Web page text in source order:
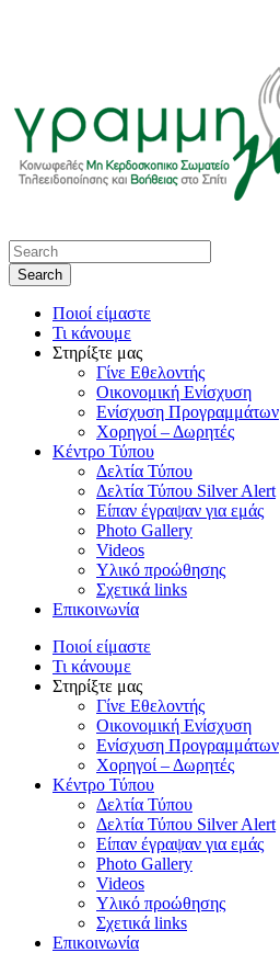
Ποιοί είμαστε
Τι κάνουμε
Στηρίξτε μας
Γίνε Εθελοντής
Οικονομική Ενίσχυση
Ενίσχυση Προγραμμάτων
Χορηγοί – Δωρητές
Κέντρο Τύπου
Δελτία Τύπου
Δελτία Τύπου Silver Alert
Είπαν έγραψαν για εμάς
Photo Gallery
Videos
Υλικό προώθησης
Σχετικά links
Επικοινωνία
Ποιοί είμαστε
Τι κάνουμε
Στηρίξτε μας
Γίνε Εθελοντής
Οικονομική Ενίσχυση
Ενίσχυση Προγραμμάτων
Χορηγοί – Δωρητές
Κέντρο Τύπου
Δελτία Τύπου
Δελτία Τύπου Silver Alert
Είπαν έγραψαν για εμάς
Photo Gallery
Videos
Υλικό προώθησης
Σχετικά links
Επικοινωνία